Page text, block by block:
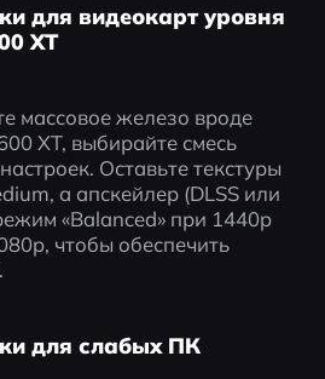
для видеокарт уровня
XT
массовое железо вроде
XT, выбирайте смесь
Оставьте текстуры
а апскейлер (DLSS или
«Balanced» при 1440p
чтобы обеспечить
для слабых ПК